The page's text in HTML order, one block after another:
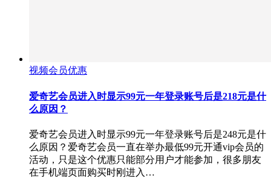
视频会员优惠
爱奇艺会员进入时显示99元一年登录账号后是218元是什
么原因？
爱奇艺会员进入时显示99元一年登录账号后是248元是什
么原因？爱奇艺会员一直在举办最低99元开通vip会员的
活动，只是这个优惠只能部分用户才能参加，很多朋友
在手机端页面购买时刚进入…